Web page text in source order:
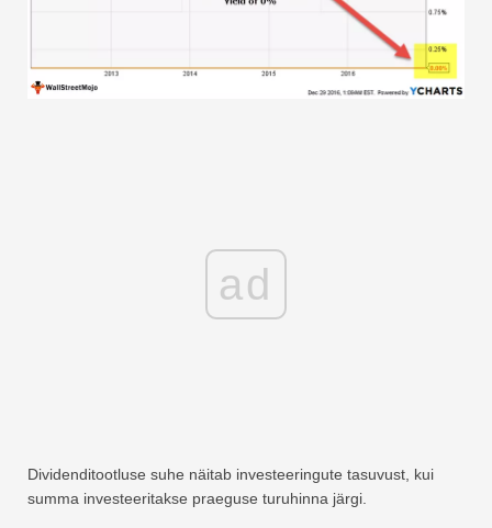
ad
Dividenditootluse suhe näitab investeeringute tasuvust, kui
summa investeeritakse praeguse turuhinna järgi.